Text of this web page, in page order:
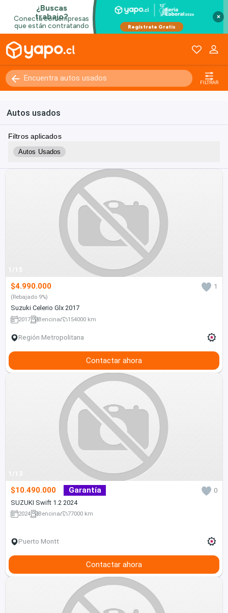
×
FILTRAR
Autos usados
Filtros aplicados
Autos Usados
1/15
$4.990.000 1
(Rebajado 9%)
Suzuki Celerio Glx 2017
2017 Bencina 154000 km
Región Metropolitana
Contactar ahora
1/13
$10.490.000 Garantía
0
SUZUKI Swift 1.2 2024
2024 Bencina 77000 km
Puerto Montt
Contactar ahora